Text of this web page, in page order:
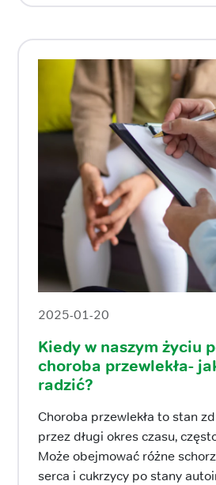
2025-01-20
Kiedy w naszym życiu
choroba przewlekła-
radzić?
Choroba przewlekła to stan
przez długi okres czasu,
Może obejmować różne
serca i cukrzycy po stany